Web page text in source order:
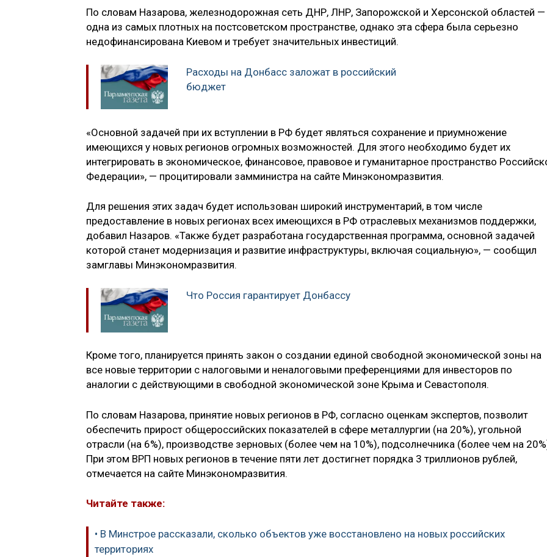
По словам Назарова, железнодорожная сеть ДНР, ЛНР, Запорожской и Херсонской областей —
одна из самых плотных на постсоветском пространстве, однако эта сфера была серьезно
недофинансирована Киевом и требует значительных инвестиций.
Расходы на Донбасс заложат в российский
бюджет
«Основной задачей при их вступлении в РФ будет являться сохранение и приумножение
имеющихся у новых регионов огромных возможностей. Для этого необходимо будет их
интегрировать в экономическое, финансовое, правовое и гуманитарное пространство
Федерации», — процитировали замминистра на сайте Минэкономразвития.
Для решения этих задач будет использован широкий инструментарий, в том числе
предоставление в новых регионах всех имеющихся в РФ отраслевых механизмов поддержки,
добавил Назаров. «Также будет разработана государственная программа, основной задачей
которой станет модернизация и развитие инфраструктуры, включая социальную», — сообщил
замглавы Минэкономразвития.
Что Россия гарантирует Донбассу
Кроме того, планируется принять закон о создании единой свободной экономической зоны на
все новые территории с налоговыми и неналоговыми преференциями для инвесторов по
аналогии с действующими в свободной экономической зоне Крыма и Севастополя.
По словам Назарова, принятие новых регионов в РФ, согласно оценкам экспертов, позволит
обеспечить прирост общероссийских показателей в сфере металлургии (на 20%), угольной
отрасли (на 6%), производстве зерновых (более чем на 10%), подсолнечника (более чем на
При этом ВРП новых регионов в течение пяти лет достигнет порядка 3 триллионов рублей,
отмечается на сайте Минэкономразвития.
Читайте также:
• В Минстрое рассказали, сколько объектов уже восстановлено на новых российских
территориях